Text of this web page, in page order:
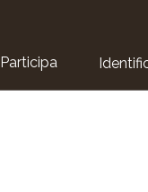
Participa